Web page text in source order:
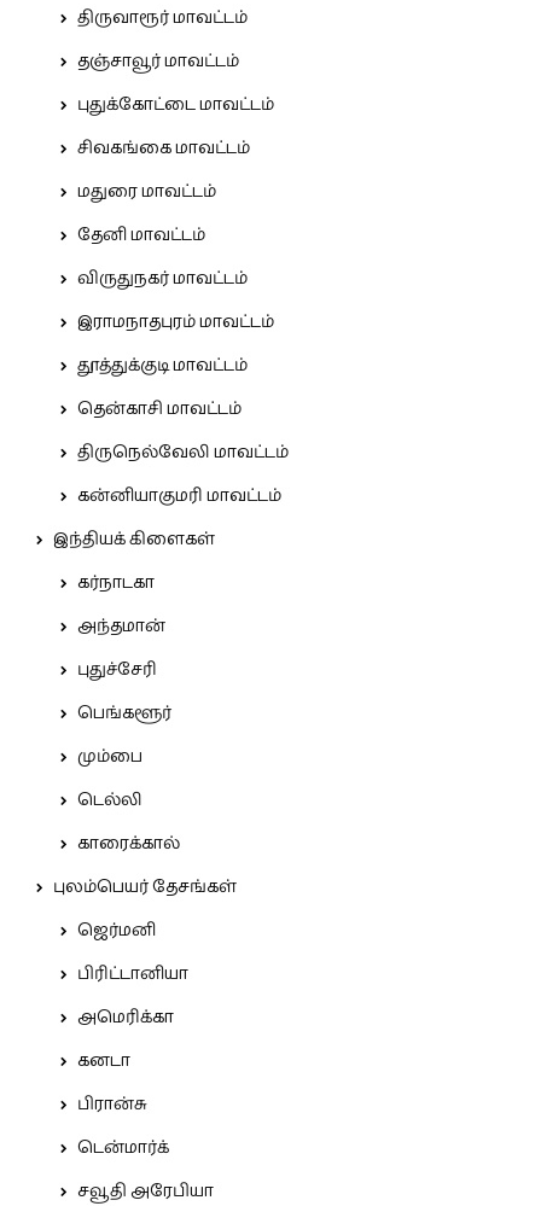
திருவாரூர் மாவட்டம்
தஞ்சாவூர் மாவட்டம்
புதுக்கோட்டை மாவட்டம்
சிவகங்கை மாவட்டம்
மதுரை மாவட்டம்
தேனி மாவட்டம்
விருதுநகர் மாவட்டம்
இராமநாதபுரம் மாவட்டம்
தூத்துக்குடி மாவட்டம்
தென்காசி மாவட்டம்
திருநெல்வேலி மாவட்டம்
கன்னியாகுமரி மாவட்டம்
இந்தியக் கிளைகள்
கர்நாடகா
அந்தமான்
புதுச்சேரி
பெங்களூர்
மும்பை
டெல்லி
காரைக்கால்
புலம்பெயர் தேசங்கள்
ஜெர்மனி
பிரிட்டானியா
அமெரிக்கா
கனடா
பிரான்சு
டென்மார்க்
சவூதி அரேபியா